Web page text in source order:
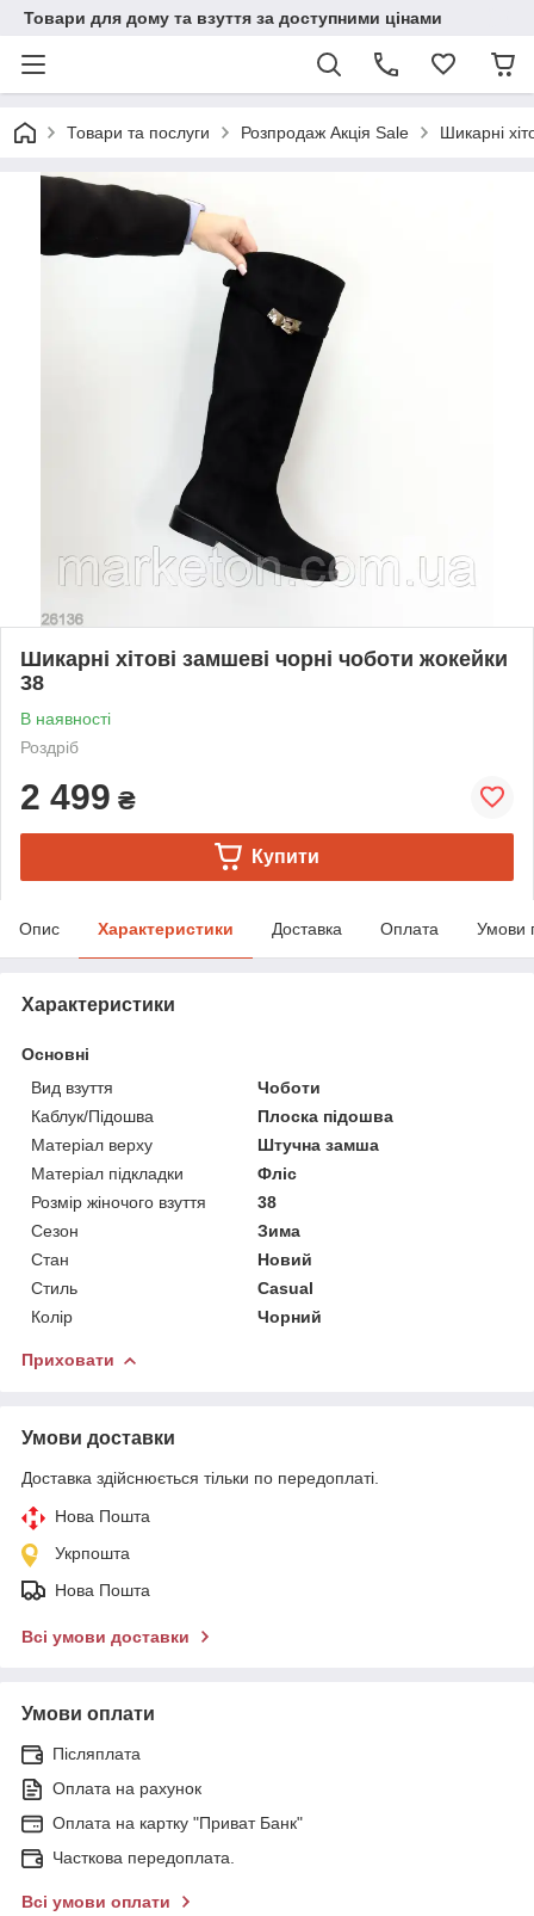
Товари для дому та взуття за доступними цінами
Товари та послуги Розпродаж Акція Sale Шикарні
Шикарні хітові замшеві чорні чоботи жокейки
38
В наявності
Роздріб
2 499 ₴
Купити
Опис Характеристики Доставка Оплата Умови
Характеристики
Основні
Вид взуття
Чоботи
Каблук/Підошва
Плоска підошва
Матеріал верху
Штучна замша
Матеріал підкладки
Фліс
Розмір жіночого взуття
38
Сезон
Зима
Стан
Новий
Стиль
Casual
Колір
Чорний
Приховати
Умови доставки
Доставка здійснюється тільки по передоплаті.
Нова Пошта
Укрпошта
Нова Пошта
Всі умови доставки
Умови оплати
Післяплата
Оплата на рахунок
Оплата на картку "Приват Банк"
Часткова передоплата.
Всі умови оплати